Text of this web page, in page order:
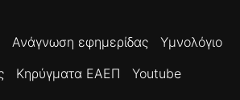
Ανάγνωση εφημερίδας
Υμνολόγιο
Κηρύγματα ΕΑΕΠ
Youtube